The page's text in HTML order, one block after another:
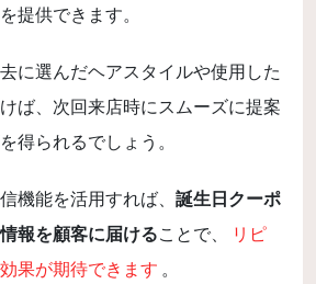
提供できます。
に選んだヘアスタイルや使用した
ば、次回来店時にスムーズに提案
得られるでしょう。
機能を活用すれば、 誕生日クーポ
報を顧客に届けることで、
リピ
果が期待できます 。